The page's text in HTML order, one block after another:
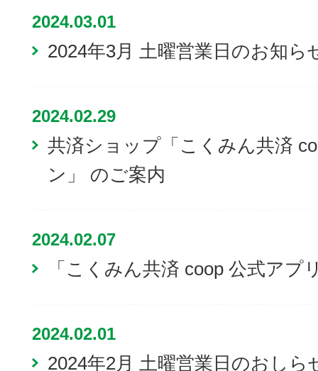
2024.03.01
2024年3月 土曜営業日のお知ら
2024.02.29
共済ショップ「こくみん共済
ン」 のご案内
2024.02.07
「こくみん共済 coop 公式アプ
2024.02.01
2024年2月 土曜営業日のおしら